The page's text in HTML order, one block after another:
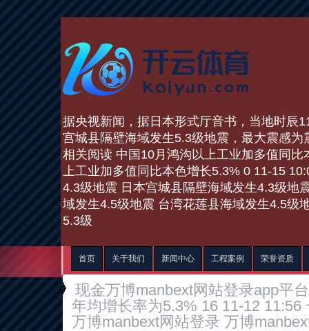
据央视新闻，据日本形式厅音书，当地时辰
宫城县隔壁海域发生5.3级地震，最大震感
相关阅读 中国10月鸿沟以上工业加多值同
上工业加多值同比本色增长5.3% 0 11-15
4.3级地震 日本宫城县隔壁海域发生4.3级地
域发生4.5级地震 台湾花莲县海域发生4.5级
5.3级
首页 关于我们 新闻中心 工程案例 荣誉资质
现金万博manbext网站登录app平
年均增长率为5.3% 16 11-12 11:56
万博manbext网站登录 万博